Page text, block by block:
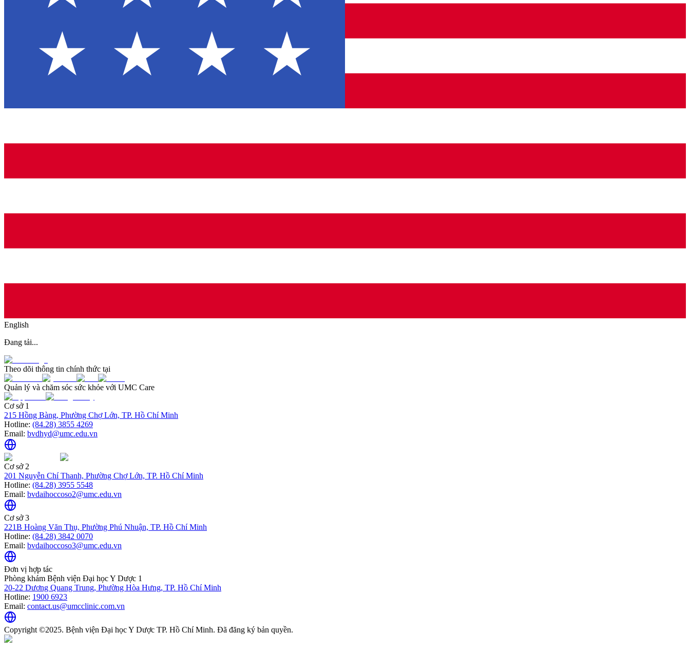
English
Đang tải...
Theo dõi thông tin chính thức tại
Quản lý và chăm sóc sức khỏe với UMC Care
Cơ sở 1
215 Hồng Bàng, Phường Chợ Lớn, TP. Hồ Chí Minh
Hotline: (84.28) 3855 4269
Email: bvdhyd@umc.edu.vn
Cơ sở 2
201 Nguyễn Chí Thanh, Phường Chợ Lớn, TP. Hồ Chí Minh
Hotline: (84.28) 3955 5548
Email: bvdaihoccoso2@umc.edu.vn
Cơ sở 3
221B Hoàng Văn Thụ, Phường Phú Nhuận, TP. Hồ Chí Minh
Hotline: (84.28) 3842 0070
Email: bvdaihoccoso3@umc.edu.vn
Đơn vị hợp tác
Phòng khám Bệnh viện Đại học Y Dược 1
20-22 Dương Quang Trung, Phường Hòa Hưng, TP. Hồ Chí Minh
Hotline: 1900 6923
Email: contact.us@umcclinic.com.vn
Copyright ©2025. Bệnh viện Đại học Y Dược TP. Hồ Chí Minh. Đã đăng ký bản quyền.